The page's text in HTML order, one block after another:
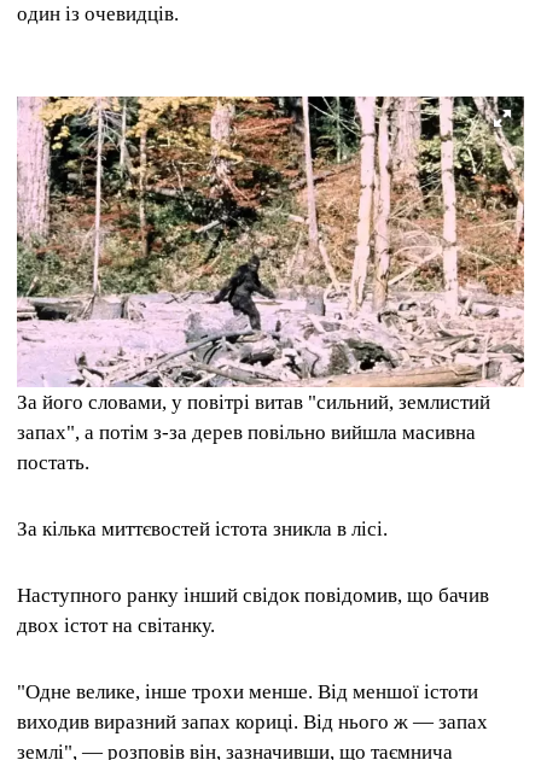
один із очевидців.
За його словами, у повітрі витав "сильний, землистий
запах", а потім з-за дерев повільно вийшла масивна
постать.
За кілька миттєвостей істота зникла в лісі.
Наступного ранку інший свідок повідомив, що бачив
двох істот на світанку.
"Одне велике, інше трохи менше. Від меншої істоти
виходив виразний запах кориці. Від нього ж — запах
землі", — розповів він, зазначивши, що таємнича